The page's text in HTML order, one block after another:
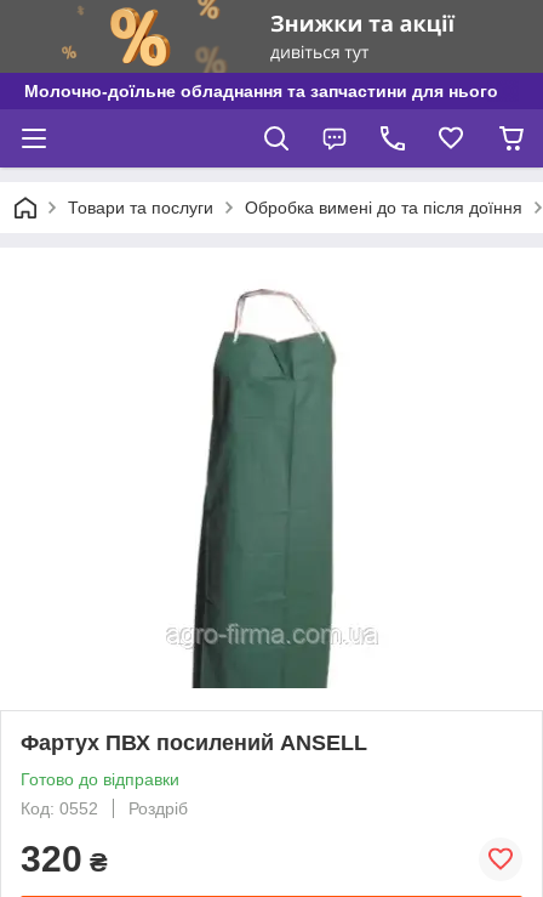
Молочно-доїльне обладнання та запчастини для нього
Товари та послуги Обробка вимені до та після доїння
Фартух ПВХ посилений ANSELL
Готово до відправки
Код: 0552
Роздріб
320 ₴